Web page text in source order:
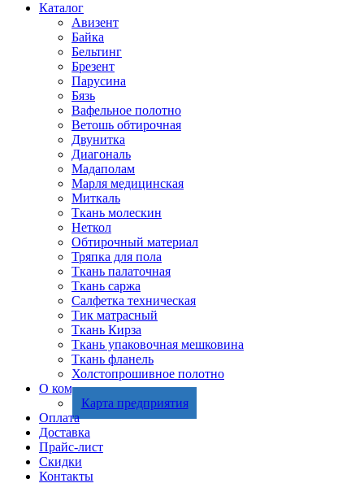
Каталог
Авизент
Байка
Бельтинг
Брезент
Парусина
Бязь
Вафельное полотно
Ветошь обтирочная
Двунитка
Диагональ
Мадаполам
Марля медицинская
Миткаль
Ткань молескин
Неткол
Обтирочный материал
Тряпка для пола
Ткань палаточная
Ткань саржа
Салфетка техническая
Тик матрасный
Ткань Кирза
Ткань упаковочная мешковина
Ткань фланель
Холстопрошивное полотно
О компании
Карта предприятия
Оплата
Доставка
Прайс-лист
Скидки
Контакты